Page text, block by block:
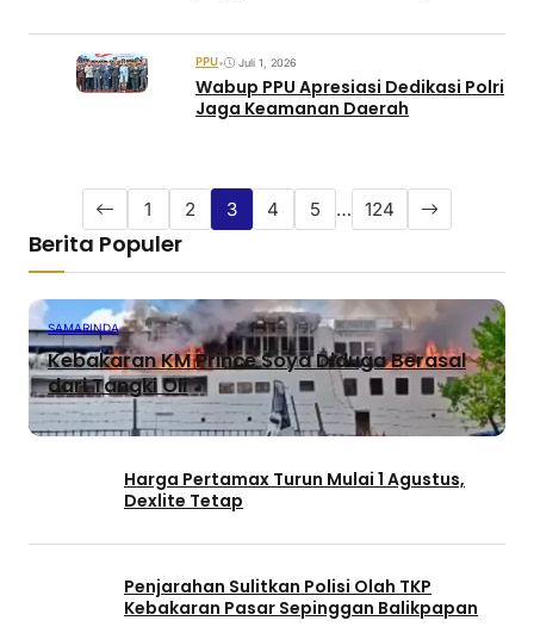
PPU• Juli 1, 2026
Wabup PPU Apresiasi Dedikasi Polri
Jaga Keamanan Daerah
1 2 3 4 5 … 124
Berita Populer
SAMARINDA
Kebakaran KM Prince Soya Diduga Berasal
dari Tangki Oli
Harga Pertamax Turun Mulai 1 Agustus,
Dexlite Tetap
Penjarahan Sulitkan Polisi Olah TKP
Kebakaran Pasar Sepinggan Balikpapan